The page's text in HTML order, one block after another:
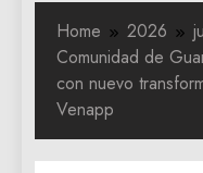
Home 2026
Comunidad de
con nuevo
Venapp